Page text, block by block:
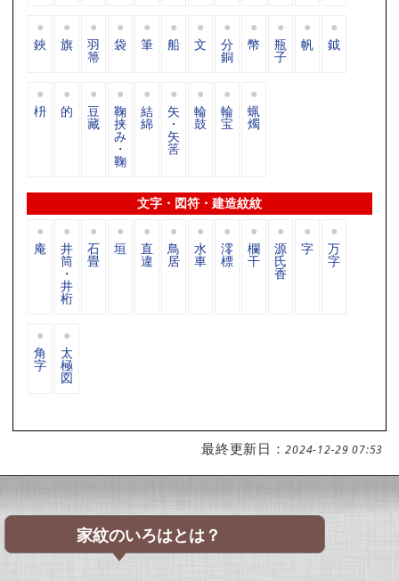
鋏 旗 羽
箒
袋 筆 船 文 分
銅
幣 瓶
子
帆 鉞
枡 的 豆
藏
鞠
挟
み
・
鞠
結
綿
矢
・
矢
筈
輪
鼓
輪
宝
蝋
燭
文字・図符・建造紋紋
庵 井
筒
・
井
桁
石
畳
垣 直
違
鳥
居
水
車
澪
標
欄
干
源
氏
香
字 万
字
角
字
太
極
図
最終更新日：2024-12-29 07:53
家紋のいろはとは？